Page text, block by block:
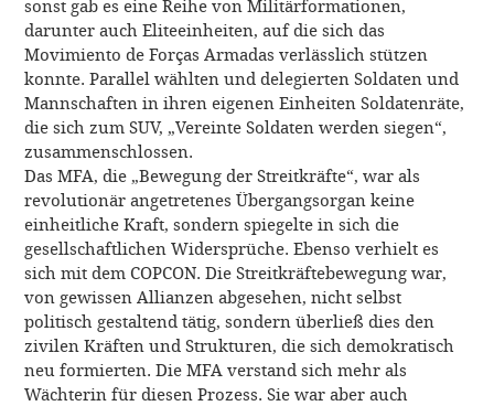
sonst gab es eine Reihe von Militärformationen,
darunter auch Eliteeinheiten, auf die sich das
Movimiento de Forças Armadas verlässlich stützen
konnte. Parallel wählten und delegierten Soldaten und
Mannschaften in ihren eigenen Einheiten Soldatenräte,
die sich zum SUV, „Vereinte Soldaten werden siegen“,
zusammenschlossen.
Das MFA, die „Bewegung der Streitkräfte“, war als
revolutionär angetretenes Übergangsorgan keine
einheitliche Kraft, sondern spiegelte in sich die
gesellschaftlichen Widersprüche. Ebenso verhielt es
sich mit dem COPCON. Die Streitkräftebewegung war,
von gewissen Allianzen abgesehen, nicht selbst
politisch gestaltend tätig, sondern überließ dies den
zivilen Kräften und Strukturen, die sich demokratisch
neu formierten. Die MFA verstand sich mehr als
Wächterin für diesen Prozess. Sie war aber auch